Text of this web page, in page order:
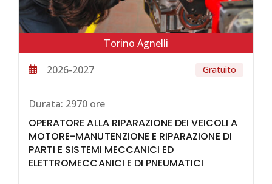
Torino Agnelli
2026-2027
Gratuito
Durata: 2970 ore
OPERATORE ALLA RIPARAZIONE DEI VEICOLI A
MOTORE-MANUTENZIONE E RIPARAZIONE DI
PARTI E SISTEMI MECCANICI ED
ELETTROMECCANICI E DI PNEUMATICI